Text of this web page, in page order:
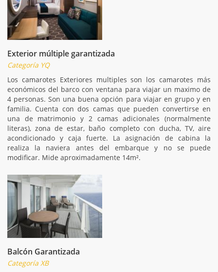
Exterior múltiple garantizada
Categoría YQ
Los camarotes Exteriores multiples son los camarotes más
económicos del barco con ventana para viajar un maximo de
4 personas. Son una buena opción para viajar en grupo y en
familia. Cuenta con dos camas que pueden convertirse en
una de matrimonio y 2 camas adicionales (normalmente
literas), zona de estar, baño completo con ducha, TV, aire
acondicionado y caja fuerte. La asignación de cabina la
realiza la naviera antes del embarque y no se puede
modificar. Mide aproximadamente 14m².
Balcón Garantizada
Categoría XB